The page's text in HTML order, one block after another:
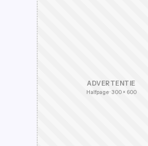
ADVERTENTIE
Halfpage · 300 × 600